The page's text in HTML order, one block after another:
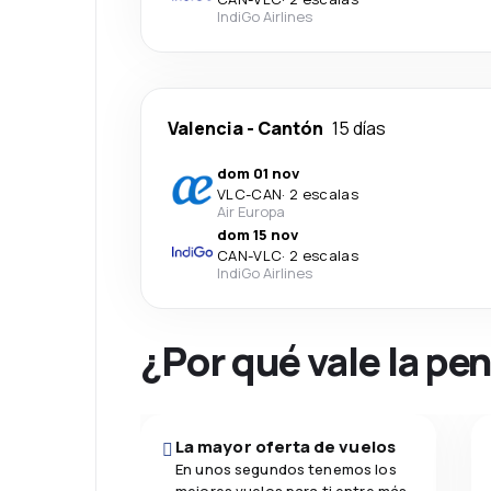
IndiGo Airlines
Valencia- Cantón 15 días
dom 01 nov
VLC-CAN· 2 escalas
Air Europa
dom 15 nov
CAN-VLC· 2 escalas
IndiGo Airlines
¿Por qué vale la
La mayor oferta de vuelos
En unos segundos tenemos los